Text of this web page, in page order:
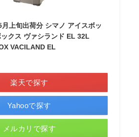
上旬出荷分 シマノ アイスボッ
クス ヴァシランド EL 32L
VACILAND EL
楽天で探す
Yahooで探す
メルカリで探す